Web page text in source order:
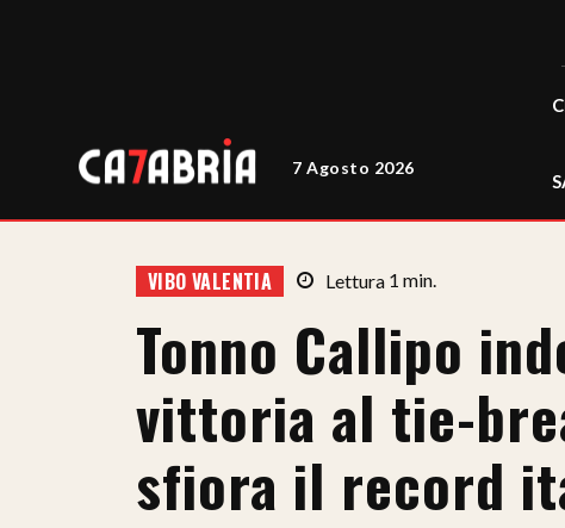
7 Agosto 2026
VIBO VALENTIA Lettura 1 min.
Tonno Callipo
vittoria al tie-
sfiora il record